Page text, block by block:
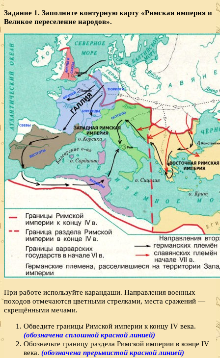
Задание 1. Заполните контурную карту «Римская империя и
Великое переселение народов».
При работе используйте карандаши. Направления военных
походов отмечаются цветными стрелками, места сражений —
скрещёнными мечами.
Обведите границы Римской империи к концу IV века.
(обозначена сплошной красной линией)
Обозначьте границу раздела Римской империи в конце IV
века. (обозначена прерывистой красной линией)